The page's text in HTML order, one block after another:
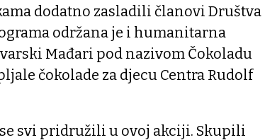
dodatno zasladili članovi Društva
održana je i humanitarna
Mađari pod nazivom Čokoladu
čokolade za djecu Centra Rudolf
svi pridružili u ovoj akciji. Skupili